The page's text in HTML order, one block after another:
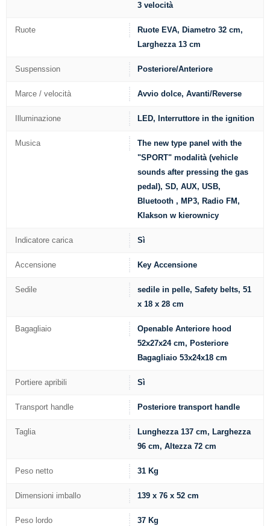
3 velocità
Ruote
Ruote EVA, Diametro 32 cm,
Larghezza 13 cm
Suspenssion Posteriore/Anteriore
Marce / velocità Avvio dolce, Avanti/Reverse
Illuminazione LED, Interruttore in the ignition
Musica
The new type panel with the
"SPORT" modalità (vehicle
sounds after pressing the gas
pedal), SD, AUX, USB,
Bluetooth , MP3, Radio FM,
Klakson w kierownicy
Indicatore carica Sì
Accensione Key Accensione
Sedile
sedile in pelle, Safety belts, 51
x 18 x 28 cm
Bagagliaio
Openable Anteriore hood
52x27x24 cm, Posteriore
Bagagliaio 53x24x18 cm
Portiere apribili Sì
Transport handle Posteriore transport handle
Taglia
Lunghezza 137 cm, Larghezza
96 cm, Altezza 72 cm
Peso netto 31 Kg
Dimensioni imballo 139 x 76 x 52 cm
Peso lordo 37 Kg